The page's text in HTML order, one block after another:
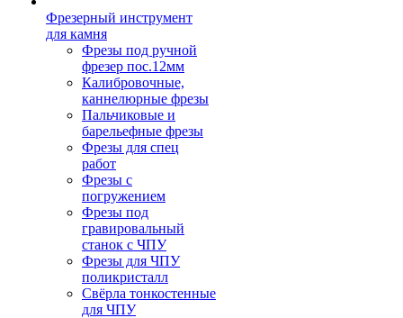
Фрезерный инструмент
для камня
Фрезы под ручной
фрезер пос.12мм
Калибровочные,
каннелюрные фрезы
Пальчиковые и
барельефные фрезы
Фрезы для спец
работ
Фрезы с
погружением
Фрезы под
гравировальный
станок с ЧПУ
Фрезы для ЧПУ
поликристалл
Свёрла тонкостенные
для ЧПУ